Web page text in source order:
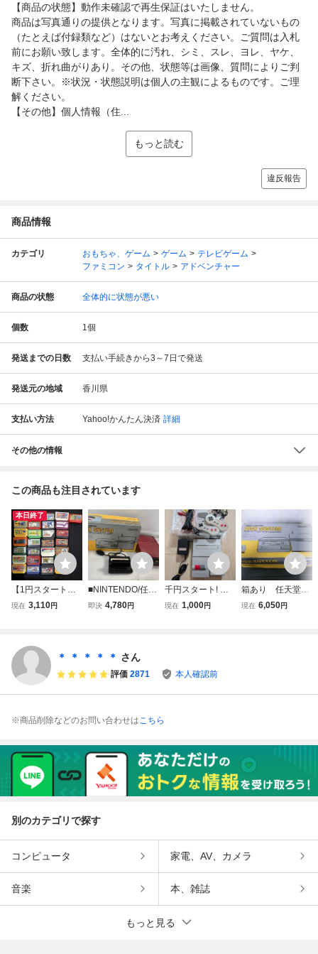
【商品の状態】動作未確認で再生保証はいたしません。
商品は写真通りの提供となります。写真に掲載されていないもの
（たとえば付録類など）はないとお考えください。ご質問は入札
前にお願い致します。全体的に汚れ、シミ、スレ、ヨレ、ヤケ、
キズ、折れ曲がりあり。その他、状態等は画像、質問によりご判
断下さい。※状況・状態説明は個人の主観によるものです。ご理
解ください。
【その他】個人情報（住...
もっと読む
違反報告
商品情報
カテゴリ おもちゃ、ゲーム ゲーム
テレビゲーム
ファミコン
タイトル アドベンチャー
商品の状態 全体的に状態が悪い
個数 1個
発送までの日数 支払い手続きから3～7日で発送
発送元の地域 香川県
支払い方法 Yahoo!かんたん決済 詳細
その他の情報
この商品も注目されています
本日終了
【1円スタート】F
C 任天堂 ファミリ
本】
現在 3,110円
■NINTENDO/任天
堂■ファミリーコ
EM [HVC-022]■中
★
即決 4,780円
千円スタート! 任
天堂 ニンテンドー
書付!完品!
現在 1,000円
箱あり 任天堂
ファミリーコンピ
現在 6,050円
＊ ＊ ＊ ＊ ＊ さん
評価 2871 本人確認前
※商品削除などのお問い合わせはこちら
別のカテゴリで探す
コンピュータ 家電、AV、カメラ
音楽 本、雑誌
もっと見る